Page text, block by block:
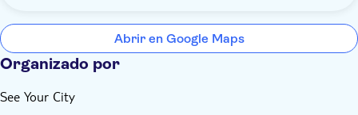
Abrir en Google Maps
Organizado por
See Your City